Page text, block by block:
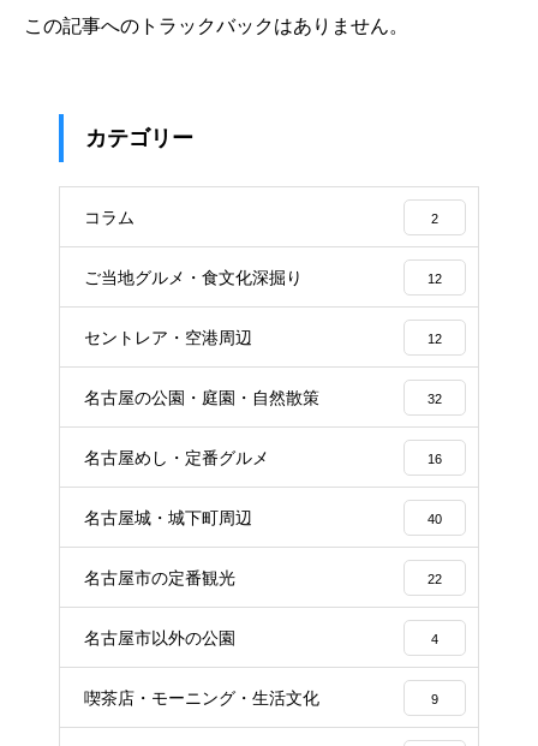
この記事へのトラックバックはありません。
カテゴリー
コラム 2
ご当地グルメ・食文化深掘り 12
セントレア・空港周辺 12
名古屋の公園・庭園・自然散策 32
名古屋めし・定番グルメ 16
名古屋城・城下町周辺 40
名古屋市の定番観光 22
名古屋市以外の公園 4
喫茶店・モーニング・生活文化 9